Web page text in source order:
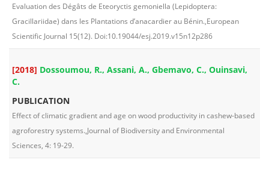
Evaluation des Dégâts de Eteoryctis gemoniella (Lepidoptera:
Gracillariidae) dans les Plantations d’anacardier au Bénin.,European
Scientific Journal 15(12). Doi:10.19044/esj.2019.v15n12p286
[2018] Dossoumou, R., Assani, A., Gbemavo, C., Ouinsavi,
C.
PUBLICATION
Effect of climatic gradient and age on wood productivity in cashew-based
agroforestry systems.,Journal of Biodiversity and Environmental
Sciences, 4: 19-29.